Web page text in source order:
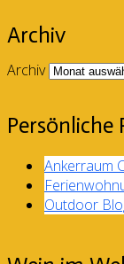
Archiv
Archiv
Persönliche
Ankerraum
Outdoor